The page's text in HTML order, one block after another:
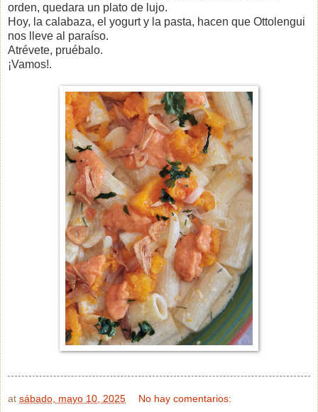
orden, quedara un plato de lujo.
Hoy, la calabaza, el yogurt y la pasta, hacen que Ottolengui
nos lleve al paraíso.
Atrévete, pruébalo.
¡Vamos!.
at sábado, mayo 10, 2025 No hay comentarios: